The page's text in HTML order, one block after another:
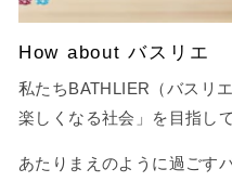
How about バスリエ
私たちBATHLIER（バスリ
楽しくなる社会」を目指し
あたりまえのように過ごす